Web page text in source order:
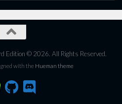
Edition © 2026. All Rights Reserved.
with the Hueman theme